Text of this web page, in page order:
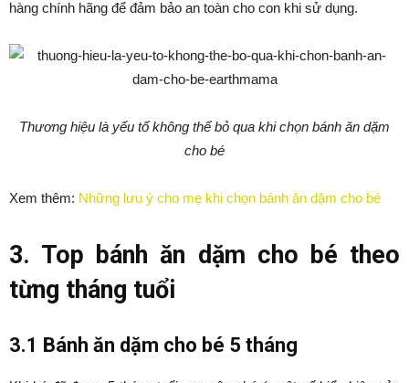
hàng chính hãng để đảm bảo an toàn cho con khi sử dụng.
Thương hiệu là yếu tố không thể bỏ qua khi chọn bánh ăn dặm
cho bé
Xem thêm: Những lưu ý cho mẹ khi chọn bánh ăn dặm cho bé
3. Top bánh ăn dặm cho bé theo
từng tháng tuổi
3.1 Bánh ăn dặm cho bé 5 tháng